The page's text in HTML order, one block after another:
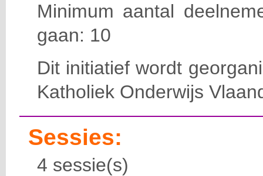
Minimum aantal
gaan: 10
Dit initiatief wordt
Katholiek Onderwijs
Sessies:
4 sessie(s)